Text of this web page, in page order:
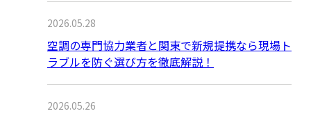
2026.05.28
空調の専門協力業者と関東で新規提携なら現場ト
ラブルを防ぐ選び方を徹底解説！
2026.05.26